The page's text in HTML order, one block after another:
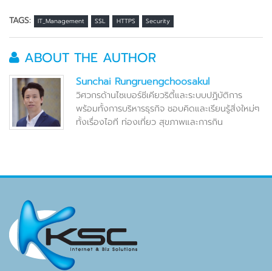
TAGS: IT_Management SSL HTTPS Security
ABOUT THE AUTHOR
Sunchai Rungruengchoosakul
วิศวกรด้านไซเบอร์ซีเคียวริตี้และระบบปฏิบัติการ
พร้อมทั้งการบริหารธุรกิจ ชอบคิดและเรียนรู้สิ่งใหม่ๆ
ทั้งเรื่องไอที ท่องเที่ยว สุขภาพและการกิน